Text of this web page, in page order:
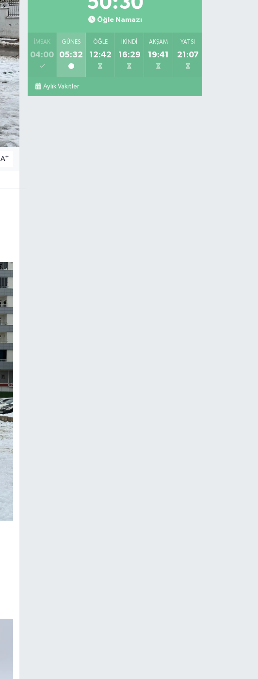
A+
Öğle Namazı
İMSAK
04:00
GÜNEŞ
05:32
ÖĞLE
12:42
İKINDI
16:29
AKŞAM
19:41
YATSI
21:07
Aylık Vakitler